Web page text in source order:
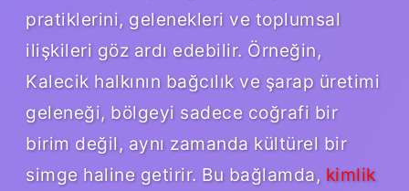
pratiklerini, gelenekleri ve toplumsal
ilişkileri göz ardı edebilir. Örneğin,
Kalecik halkının bağcılık ve şarap üretimi
geleneği, bölgeyi sadece coğrafi bir
birim değil, aynı zamanda kültürel bir
simge haline getirir. Bu bağlamda, kimlik